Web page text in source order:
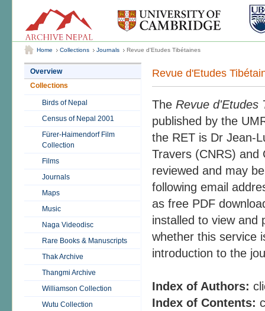
Home Collections Journals Revue d'Etudes Tibétaines
Overview
Collections
Birds of Nepal
Census of Nepal 2001
Fürer-Haimendorf Film
Collection
Films
Journals
Maps
Music
Naga Videodisc
Rare Books & Manuscripts
Thak Archive
Thangmi Archive
Williamson Collection
Wutu Collection
Revue d'Etudes
The Revue d'Etudes
published by the
the RET is Dr Jean-
Travers (CNRS) and
reviewed and may
following email
as free PDF
installed to view
whether this service
introduction to the
Index of Authors:
Index of Contents: